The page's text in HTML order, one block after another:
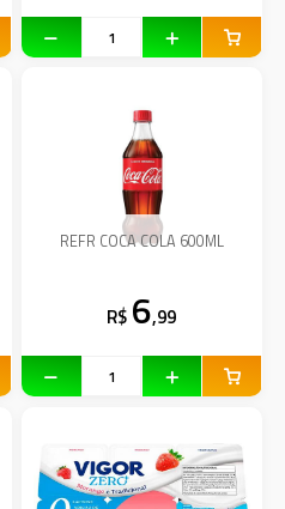
REFR COCA COLA 600ML
R$ 6,99